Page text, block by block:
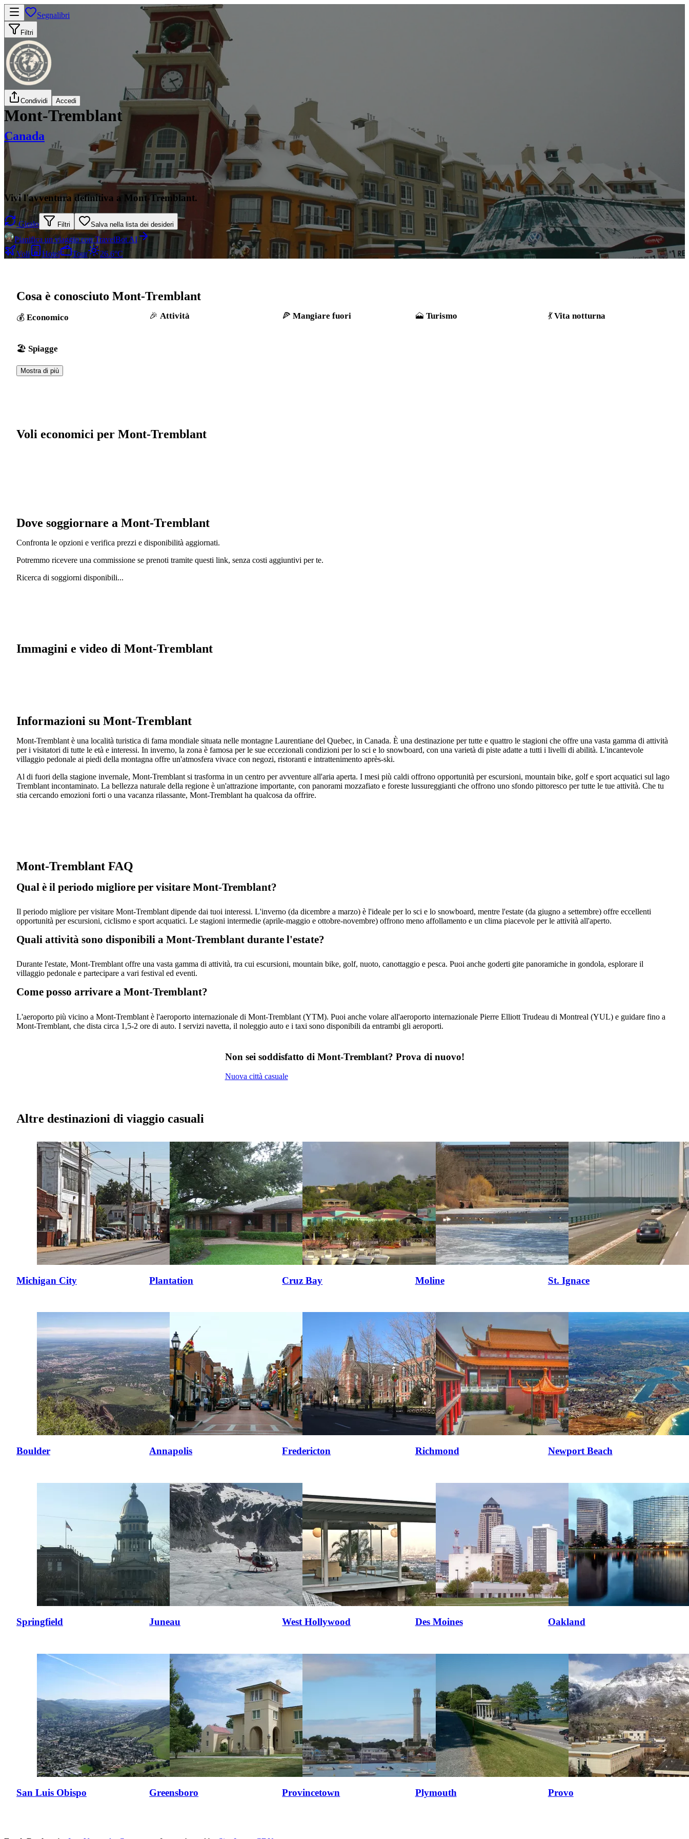
Segnalibri
Filtri
Condividi Accedi
Mont-Tremblant
Canada
Vivi l'avventura definitiva a Mont-Tremblant.
Giralo Filtri Salva nella lista dei desideri
Pianifica un viaggio con TravelBot AI
Voli
Hotel Tour 26.6°C
Cosa è conosciuto Mont-Tremblant
Economico Attività Mangiare fuori Turismo Vita notturna
Spiagge
Mostra di più
Voli economici per Mont-Tremblant
Dove soggiornare a Mont-Tremblant
Confronta le opzioni e verifica prezzi e disponibilità aggiornati.
Potremmo ricevere una commissione se prenoti tramite questi link, senza costi aggiuntivi per te.
Ricerca di soggiorni disponibili...
Immagini e video di Mont-Tremblant
Informazioni su Mont-Tremblant
Mont-Tremblant è una località turistica di fama mondiale situata nelle montagne Laurentiane del Quebec, in Canada. È una destinazione per tutte e quattro le stagioni che offre una vasta gamma di attività
per i visitatori di tutte le età e interessi. In inverno, la zona è famosa per le sue eccezionali condizioni per lo sci e lo snowboard, con una varietà di piste adatte a tutti i livelli di abilità. L'incantevole
villaggio pedonale ai piedi della montagna offre un'atmosfera vivace con negozi, ristoranti e intrattenimento après-ski.
Al di fuori della stagione invernale, Mont-Tremblant si trasforma in un centro per avventure all'aria aperta. I mesi più caldi offrono opportunità per escursioni, mountain bike, golf e sport acquatici sul lago
Tremblant incontaminato. La bellezza naturale della regione è un'attrazione importante, con panorami mozzafiato e foreste lussureggianti che offrono uno sfondo pittoresco per tutte le tue attività. Che tu
stia cercando emozioni forti o una vacanza rilassante, Mont-Tremblant ha qualcosa da offrire.
Mont-Tremblant FAQ
Qual è il periodo migliore per visitare Mont-Tremblant?
Il periodo migliore per visitare Mont-Tremblant dipende dai tuoi interessi. L'inverno (da dicembre a marzo) è l'ideale per lo sci e lo snowboard, mentre l'estate (da giugno a settembre) offre eccellenti
opportunità per escursioni, ciclismo e sport acquatici. Le stagioni intermedie (aprile-maggio e ottobre-novembre) offrono meno affollamento e un clima piacevole per le attività all'aperto.
Quali attività sono disponibili a Mont-Tremblant durante l'estate?
Durante l'estate, Mont-Tremblant offre una vasta gamma di attività, tra cui escursioni, mountain bike, golf, nuoto, canottaggio e pesca. Puoi anche goderti gite panoramiche in gondola, esplorare il
villaggio pedonale e partecipare a vari festival ed eventi.
Come posso arrivare a Mont-Tremblant?
L'aeroporto più vicino a Mont-Tremblant è l'aeroporto internazionale di Mont-Tremblant (YTM). Puoi anche volare all'aeroporto internazionale Pierre Elliott Trudeau di Montreal (YUL) e guidare fino a
Mont-Tremblant, che dista circa 1,5-2 ore di auto. I servizi navetta, il noleggio auto e i taxi sono disponibili da entrambi gli aeroporti.
Non sei soddisfatto di Mont-Tremblant? Prova di nuovo!
Nuova città casuale
Altre destinazioni di viaggio casuali
Michigan City Plantation Cruz Bay Moline St. Ignace
Boulder Annapolis Fredericton Richmond Newport Beach
Springfield Juneau West Hollywood Des Moines Oakland
San Luis Obispo Greensboro Provincetown Plymouth Provo